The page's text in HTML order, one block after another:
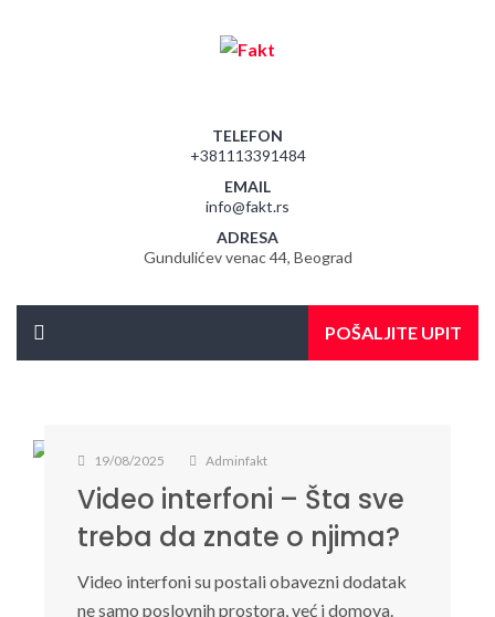
TELEFON
+381113391484
EMAIL
info@fakt.rs
ADRESA
Gundulićev venac 44, Beograd
POŠALJITE UPIT
19/08/2025 Adminfakt
Video interfoni – Šta sve
treba da znate o njima?
Video interfoni su postali obavezni dodatak
ne samo poslovnih prostora, već i domova.